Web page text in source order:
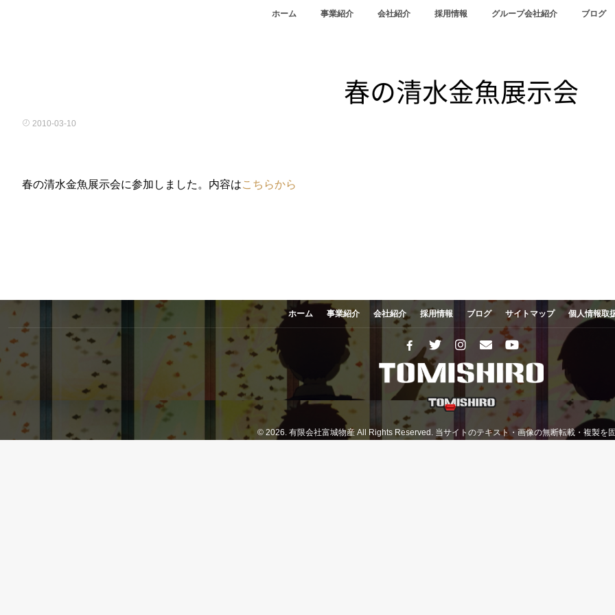
ホーム 事業紹介 会社紹介 採用情報 グループ会社紹介 ブログ
春の清水金魚展示会
2010-03-10
春の清水金魚展示会に参加しました。内容はこちらから
ホーム 事業紹介 会社紹介 採用情報 ブログ サイトマップ 個人情報取
© 2026. 有限会社富城物産 All Rights Reserved. 当サイトのテキスト・画像の無断転載・複製を